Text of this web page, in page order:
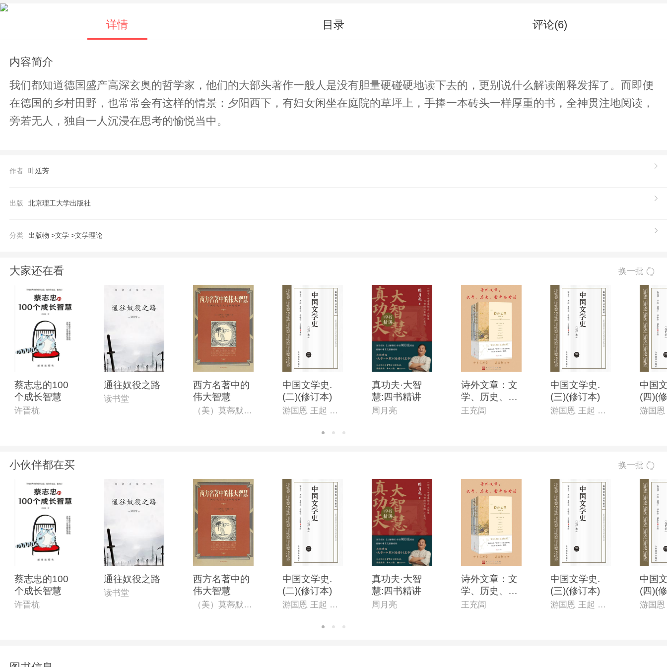
详情 目录 评论(6)
内容简介
我们都知道德国盛产高深玄奥的哲学家，他们的大部头著作一般人是没有胆量硬碰硬地读下去的，更别说什么解读阐释发挥了。而即便
在德国的乡村田野，也常常会有这样的情景：夕阳西下，有妇女闲坐在庭院的草坪上，手捧一本砖头一样厚重的书，全神贯注地阅读，
旁若无人，独自一人沉浸在思考的愉悦当中。
作者 叶廷芳
出版 北京理工大学出版社
分类 出版物 >文学 >文学理论
大家还在看 换一批
蔡志忠的100
个成长智慧
许晋杭
通往奴役之路
读书堂
西方名著中的
伟大智慧
（美）莫蒂默・阿德勒（著）,王月瑞（译）
中国文学史.
(二)(修订本)
游国恩 王起 萧涤非 季镇淮 等主编
真功夫·大智
慧:四书精讲
周月亮
诗外文章：文
学、历史、哲
学的对话：全
王充闾
中国文学史.
(三)(修订本)
游国恩 王起 萧涤非 季镇淮 等主编
中国
(四)(
小伙伴都在买 换一批
蔡志忠的100
个成长智慧
许晋杭
通往奴役之路
读书堂
西方名著中的
伟大智慧
（美）莫蒂默・阿德勒（著）,王月瑞（译）
中国文学史.
(二)(修订本)
游国恩 王起 萧涤非 季镇淮 等主编
真功夫·大智
慧:四书精讲
周月亮
诗外文章：文
学、历史、哲
学的对话：全
王充闾
中国文学史.
(三)(修订本)
游国恩 王起 萧涤非 季镇淮 等主编
中国
(四)(